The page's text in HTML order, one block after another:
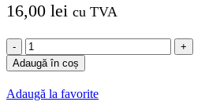
16,00 lei cu TVA
Cantitate
GW
10052
INTRERUPATOR
CAP-
Adaugă în coș
Adaugă la favorite